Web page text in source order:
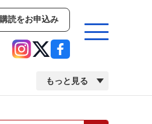
購読をお申込み
もっと見る
イベント